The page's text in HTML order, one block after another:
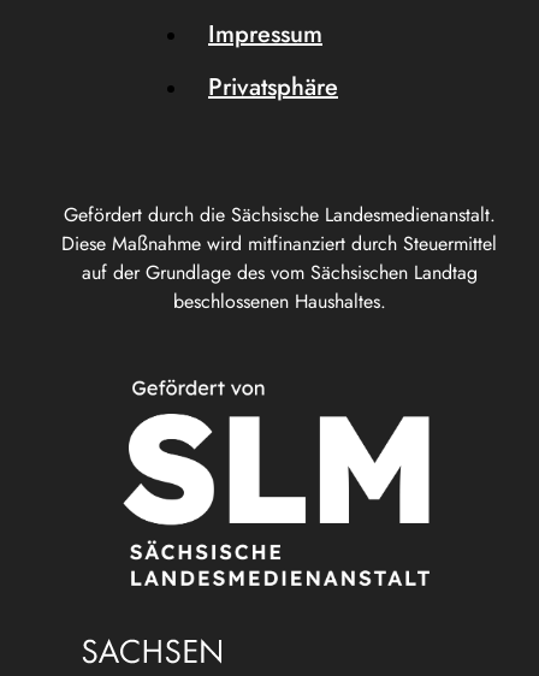
Gefördert durch die Sächsische Landesmedienanstalt.
Diese Maßnahme wird mitfinanziert durch Steuermittel
auf der Grundlage des vom Sächsischen Landtag
beschlossenen Haushaltes.
Impressum
Privatsphäre